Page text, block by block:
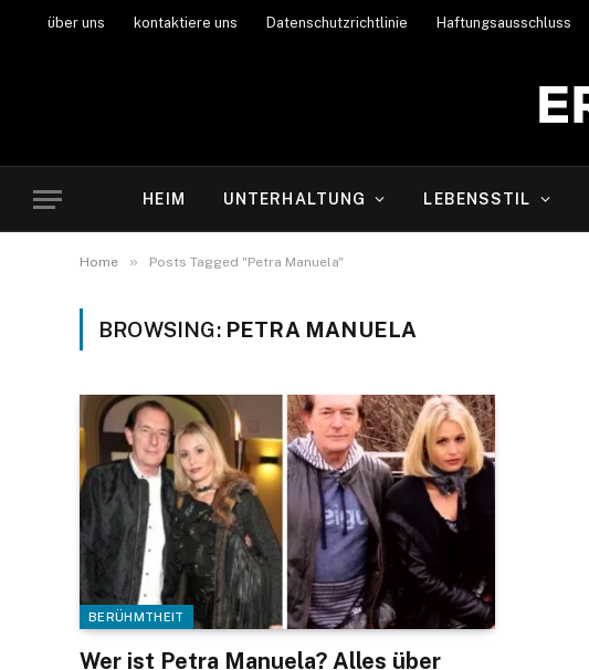
über uns kontaktiere uns Datenschutzrichtlinie Haftungsausschluss
HEIM UNTERHALTUNG LEBENSSTIL
Home » Posts Tagged "Petra Manuela"
BROWSING: PETRA MANUELA
BERÜHMTHEIT
Wer ist Petra Manuela? Alles über